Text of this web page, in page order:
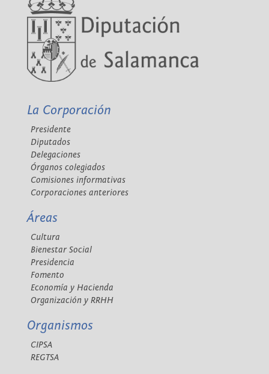
La Corporación
Presidente
Diputados
Delegaciones
Órganos colegiados
Comisiones informativas
Corporaciones anteriores
Áreas
Cultura
Bienestar Social
Presidencia
Fomento
Economía y Hacienda
Organización y RRHH
Organismos
CIPSA
REGTSA